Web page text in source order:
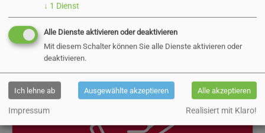
Ausbildung, Studium & mehr...
↓ 1 Dienst
Alle Dienste aktivieren oder deaktivieren
Mit diesem Schalter können Sie alle Dienste aktivieren oder
deaktivieren.
Ich lehne ab Ausgewählte akzeptieren Alle akzeptieren
Impressum Realisiert mit Klaro!